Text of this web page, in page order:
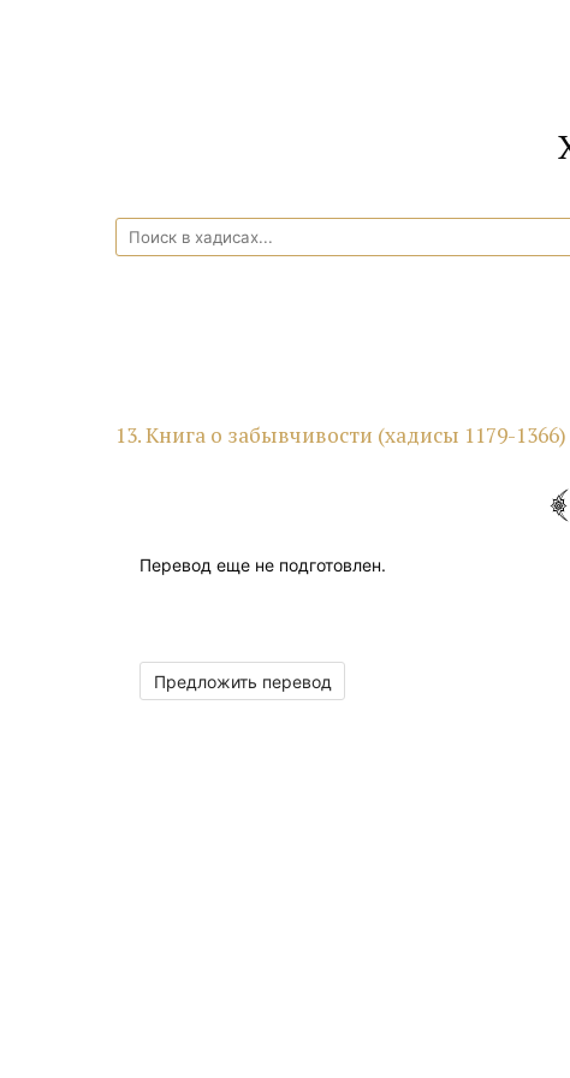
13. Книга о забывчивости (хадисы 1179-1366)
Перевод еще не подготовлен.
Предложить перевод